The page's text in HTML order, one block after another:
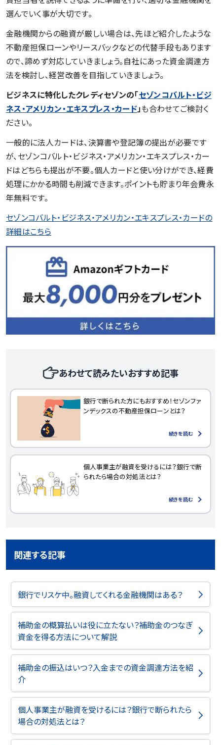
選んでいく事が大切です。
金融機関からの融資が厳しい場合は、先ほど紹介したような
不動産担保ローンやリースバックなどの代替手段もあります
ので、諦めず対応していきましょう。自社にあった資金調達方
法を検討し、経営改善を目指していきましょう。
ビジネスに特化したクレディセゾンの「セゾンコバルト・ビジ
ネス・アメリカン・エキスプレス・カード」も合わせてご検討く
ださい。
一般的に法人カードは、決算書や登記簿の提出が必要です
が、セゾンコバルト・ビジネス・アメリカン・エキスプレス・カー
ドはどちらも提出が不要。個人カードと使い分けができ、経費
処理にかかる時間も削減できます。ポイントも貯まり年会費永
年無料です。
セゾンコバルト・ビジネス・アメリカン・エキスプレス・カードの
詳細はこちら
あわせて読みたいおすすめ記事
銀行で断られた方にもおすすめ！セゾンファ
ンデックスの不動産担保ローンとは？
続きを読む
個人事業主が融資を受けるには？銀行で断
られたら場合の対処法とは？
続きを読む
関連する記事
銀行でリスケ中。融資してくれる金融機関はある？
補助金の概算払いは役に立たない？補助金のつなぎ
資金を得る方法について解説
補助金の振込はいつ？入金までの資金調達方法を紹
介
個人事業主が融資を受けるには？銀行で断られたら
場合の対処法とは？